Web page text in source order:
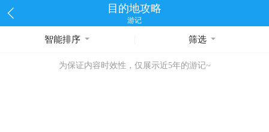
目的地攻略
游记
智能排序 筛选
为保证内容时效性，仅展示近5年的游记~